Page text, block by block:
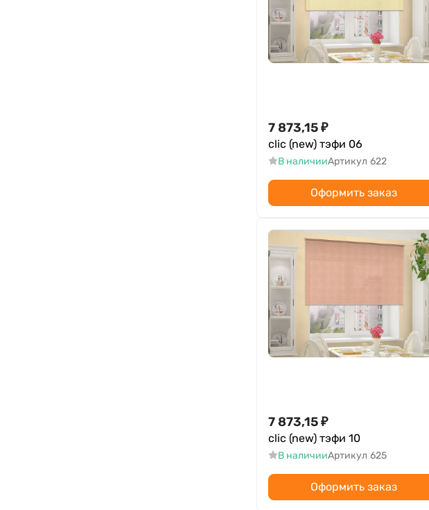
7 873,15₽
clic (new) тэфи 06
В наличииАртикул 622
Оформить заказ
7 873,15₽
clic (new) тэфи 10
В наличииАртикул 625
Оформить заказ